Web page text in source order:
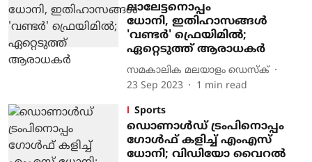
ലാലേട്ടനൊപ്പം
ധോനി, ഇതിഹാസങ്ങൾ
'വണ്ടർ' ഫ്രെയിമിൽ;
ഏറ്റെടുത്ത് ആരാധകർ
സമകാലിക മലയാളം ഡെസ്ക്
23 Sep 2023
1 min read
Sports
ഡൊണാൾഡ് ട്രംപിനൊപ്പം ​
ഗോൾഫ് കളിച്ച് എംഎസ്‌
ധോനി; വിഡിയോ വൈറൽ